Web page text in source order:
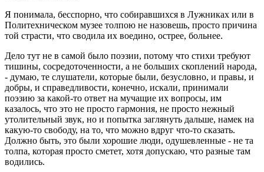
Я понимала, бесспорно, что собиравшихся в Лужниках или в
Политехническом музее толпою не назовешь, просто причина
той страсти, что сводила их воедино, острее, больнее.
Дело тут не в самой было поэзии, потому что стихи требуют
тишины, сосредоточенности, а не больших скоплений народа,
- думаю, те слушатели, которые были, безусловно, и правы, и
добры, и справедливости, конечно, искали, принимали
поэзию за какой-то ответ на мучащие их вопросы, им
казалось, что это не просто гармония, не просто нежный
утолительный звук, но и попытка заглянуть дальше, намек на
какую-то свободу, на то, что можно вдруг что-то сказать.
Должно быть, это были хорошие люди, одушевленные - не та
толпа, которая просто сметет, хотя допускаю, что разные там
водились.